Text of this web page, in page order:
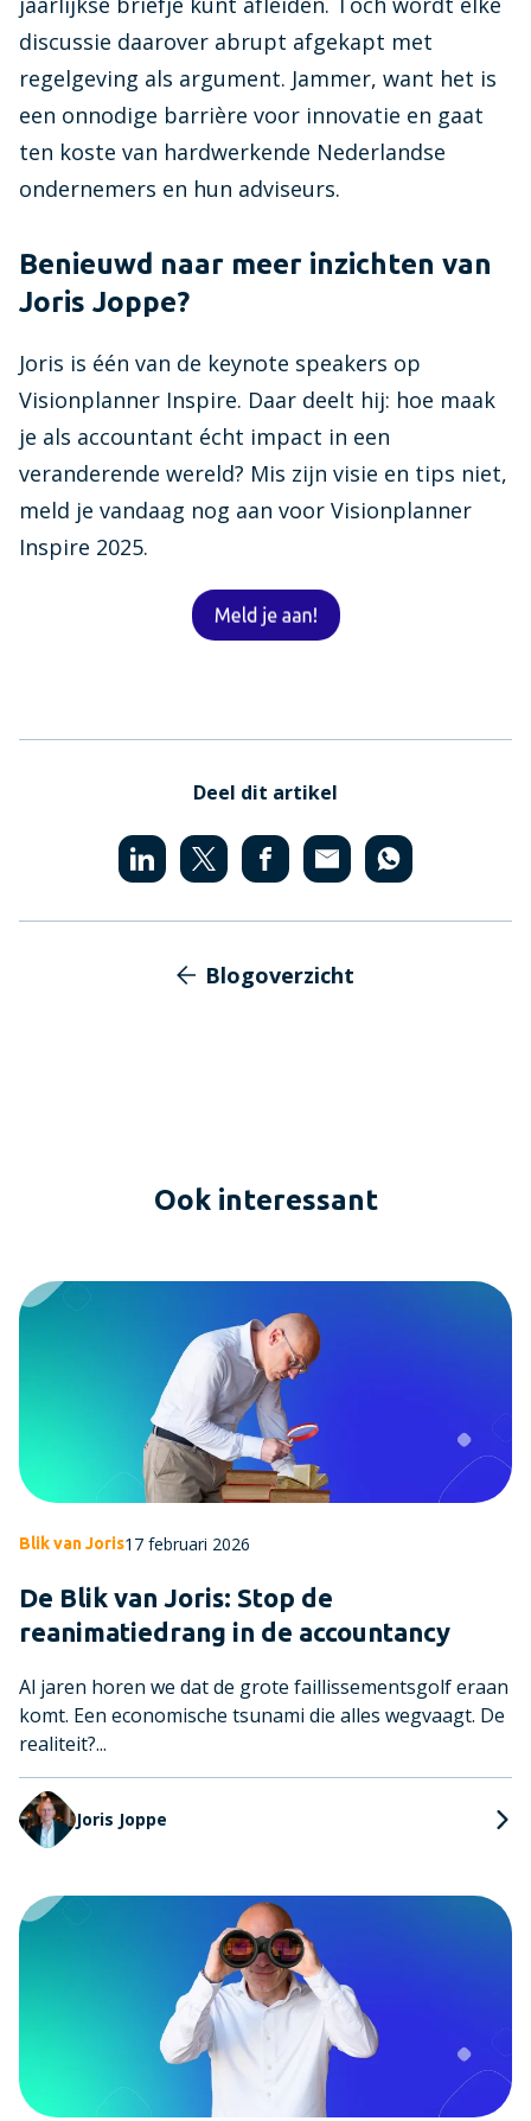
discussie daarover abrupt afgekapt met
regelgeving als argument. Jammer, want het is
een onnodige barrière voor innovatie en gaat
ten koste van hardwerkende Nederlandse
ondernemers en hun adviseurs.
Benieuwd naar meer inzichten van
Joris Joppe?
Joris is één van de keynote speakers op
Visionplanner Inspire. Daar deelt hij: hoe maak
je als accountant écht impact in een
veranderende wereld? Mis zijn visie en tips niet,
meld je vandaag nog aan voor Visionplanner
Inspire 2025.
Deel dit artikel
Blogoverzicht
Ook interessant
Blik van Joris17 februari 2026
De Blik van Joris: Stop de
reanimatiedrang in de accountancy
Al jaren horen we dat de grote faillissementsgolf eraan
komt. Een economische tsunami die alles wegvaagt. De
realiteit?...
Joris Joppe